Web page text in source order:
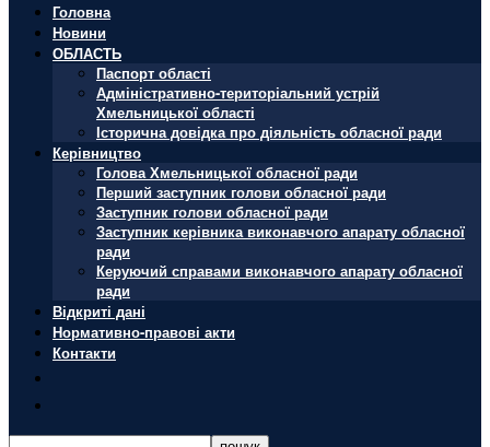
Головна
Новини
ОБЛАСТЬ
Паспорт області
Адміністративно-територіальний устрій
Хмельницької області
Історична довідка про діяльність обласної ради
Керівництво
Голова Хмельницької обласної ради
Перший заступник голови обласної ради
Заступник голови обласної ради
Заступник керівника виконавчого апарату обласної
ради
Керуючий справами виконавчого апарату обласної
ради
Відкриті дані
Нормативно-правові акти
Контакти